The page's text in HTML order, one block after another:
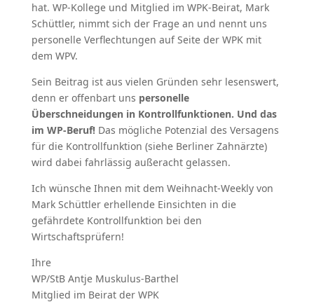
hat. WP-Kollege und Mitglied im WPK-Beirat, Mark
Schüttler, nimmt sich der Frage an und nennt uns
personelle Verflechtungen auf Seite der WPK mit
dem WPV.
Sein Beitrag ist aus vielen Gründen sehr lesenswert,
denn er offenbart uns personelle
Überschneidungen in Kontrollfunktionen. Und das
im WP-Beruf!Das mögliche Potenzial des Versagens
für die Kontrollfunktion (siehe Berliner Zahnärzte)
wird dabei fahrlässig außeracht gelassen.
Ich wünsche Ihnen mit dem Weihnacht-Weekly von
Mark Schüttler erhellende Einsichten in die
gefährdete Kontrollfunktion bei den
Wirtschaftsprüfern!
Ihre
WP/StB Antje Muskulus-Barthel
Mitglied im Beirat der WPK